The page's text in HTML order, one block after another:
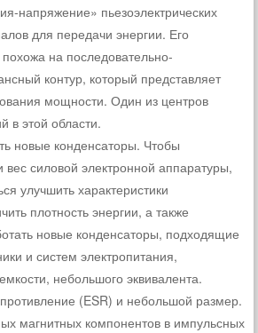
напряжение» пьезоэлектрических
для передачи энергии. Его
на последовательно-
контур, который представляет
мощности. Один из центров
в этой области.
новые конденсаторы. Чтобы
силовой электронной аппаратуры,
улучшить характеристики
плотность энергии, а также
новые конденсаторы, подходящие
и систем электропитания,
небольшого эквивалента.
(ESR) и небольшой размер.
магнитных компонентов в импульсных